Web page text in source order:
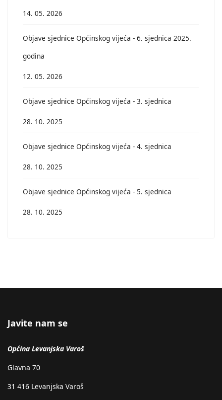
14. 05. 2026
Objave sjednice Općinskog vijeća - 6. sjednica 2025.
godina
12. 05. 2026
Objave sjednice Općinskog vijeća - 3. sjednica
28. 10. 2025
Objave sjednice Općinskog vijeća - 4. sjednica
28. 10. 2025
Objave sjednice Općinskog vijeća - 5. sjednica
28. 10. 2025
Javite nam se
Općina Levanjska Varoš
Glavna 70
31 416 Levanjska Varoš